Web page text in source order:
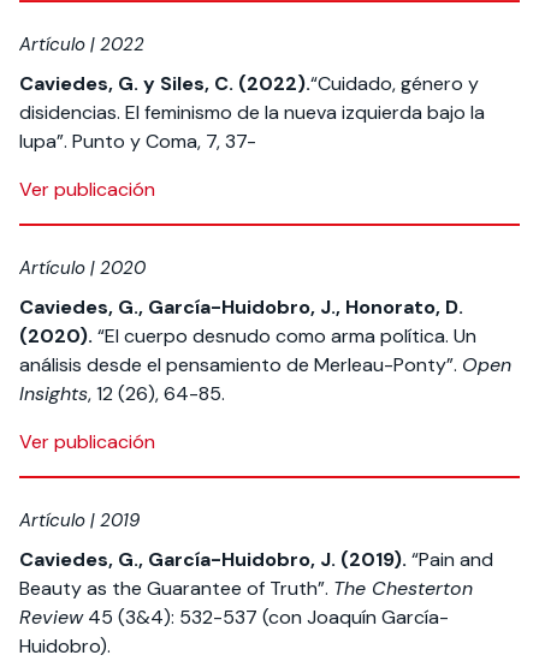
Artículo | 2022
Caviedes, G. y Siles, C. (2022).“Cuidado, género y
disidencias. El feminismo de la nueva izquierda bajo la
lupa”. Punto y Coma, 7, 37-
Ver publicación
Artículo | 2020
Caviedes, G., García-Huidobro, J., Honorato, D.
(2020). “El cuerpo desnudo como arma política. Un
análisis desde el pensamiento de Merleau-Ponty”. Open
Insights, 12 (26), 64-85.
Ver publicación
Artículo | 2019
Caviedes, G., García-Huidobro, J. (2019). “Pain and
Beauty as the Guarantee of Truth”. The Chesterton
Review45 (3&4): 532-537 (con Joaquín García-
Huidobro).